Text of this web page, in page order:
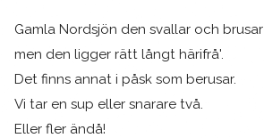
Gamla Nordsjön den svallar och brusar
men den ligger rätt långt härifrå'.
Det finns annat i påsk som berusar.
Vi tar en sup eller snarare två.
Eller fler ändå!